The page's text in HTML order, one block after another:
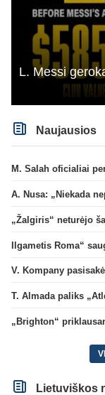
L. Messi
Naujausios
M. Salah oficialiai
A. Nusa: „Niekada
„Žalgiris“ neturėjo
Lietuviškos